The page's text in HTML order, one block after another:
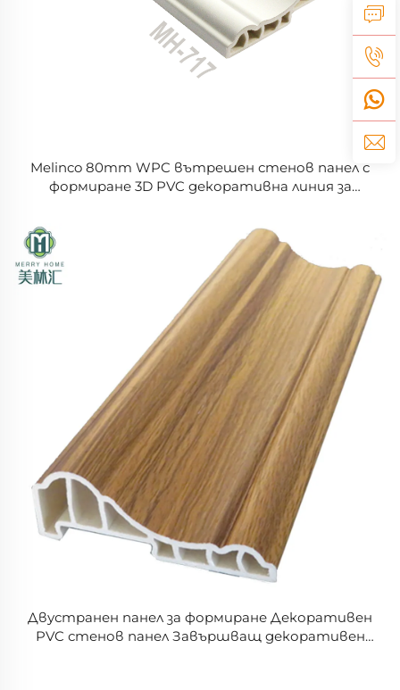
Melinco 80mm WPC вътрешен стенов панел с
формиране 3D PVC декоративна линия за
Двустранен панел за формиране Декоративен
PVC стенов панел Завършващ декоративен